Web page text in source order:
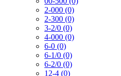
2-000 (0)
2-300 (0)
3-2/0 (0)
4-000 (0)
6-0 (0)
6-1/0 (0)
6-2/0 (0)
12-4 (0)